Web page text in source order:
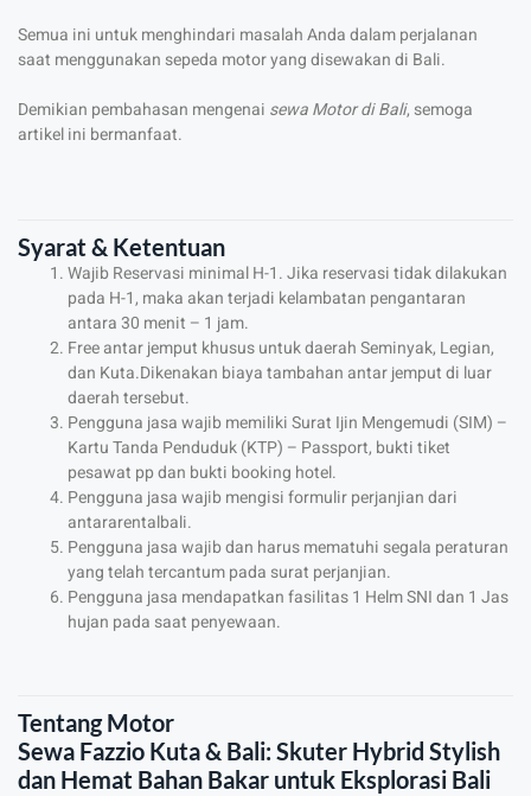
Semua ini untuk menghindari masalah Anda dalam perjalanan
saat menggunakan sepeda motor yang disewakan di Bali.
Demikian pembahasan mengenai sewa Motor di Bali, semoga
artikel ini bermanfaat.
Syarat & Ketentuan
Wajib Reservasi minimal H-1. Jika reservasi tidak dilakukan
pada H-1, maka akan terjadi kelambatan pengantaran
antara 30 menit – 1 jam.
Free antar jemput khusus untuk daerah Seminyak, Legian,
dan Kuta.Dikenakan biaya tambahan antar jemput di luar
daerah tersebut.
Pengguna jasa wajib memiliki Surat Ijin Mengemudi (SIM) –
Kartu Tanda Penduduk (KTP) – Passport, bukti tiket
pesawat pp dan bukti booking hotel.
Pengguna jasa wajib mengisi formulir perjanjian dari
antararentalbali.
Pengguna jasa wajib dan harus mematuhi segala peraturan
yang telah tercantum pada surat perjanjian.
Pengguna jasa mendapatkan fasilitas 1 Helm SNI dan 1 Jas
hujan pada saat penyewaan.
Tentang Motor
Sewa Fazzio Kuta & Bali: Skuter Hybrid Stylish
dan Hemat Bahan Bakar untuk Eksplorasi Bali